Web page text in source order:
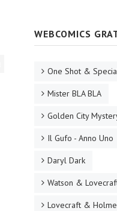
WEBCOMICS
One Shot &
Mister BLA BLA
Golden City
Il Gufo - Anno Uno
Daryl Dark
Watson &
Lovecraft &